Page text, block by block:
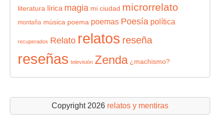
literatura lírica magia mi ciudad microrrelato
montaña música poema poemas Poesía política
recuperados Relato relatos reseña
reseñas televisión Zenda ¿machismo?
Copyright 2026 relatos y mentiras